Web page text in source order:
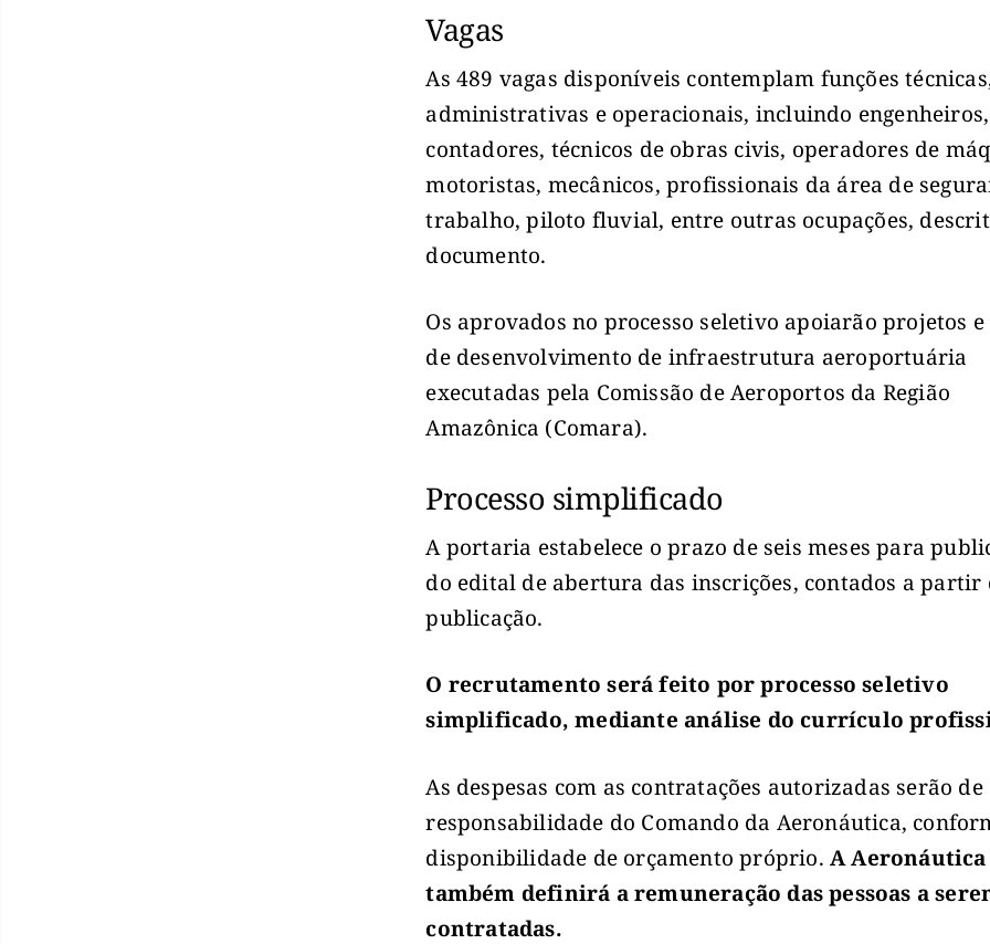
Vagas
As 489 vagas disponíveis contemplam funções
administrativas e operacionais, incluindo engenheiros,
contadores, técnicos de obras civis, operadores de
motoristas, mecânicos, profissionais da área de
trabalho, piloto fluvial, entre outras ocupações,
documento.
Os aprovados no processo seletivo apoiarão projetos
de desenvolvimento de infraestrutura aeroportuária
executadas pela Comissão de Aeroportos da Região
Amazônica (Comara).
Processo simplificado
A portaria estabelece o prazo de seis meses para
do edital de abertura das inscrições, contados a partir
publicação.
O recrutamento será feito por processo seletivo
simplificado, mediante análise do currículo
As despesas com as contratações autorizadas serão de
responsabilidade do Comando da Aeronáutica,
disponibilidade de orçamento próprio.A Aeronáutica
também definirá a remuneração das pessoas a
contratadas.